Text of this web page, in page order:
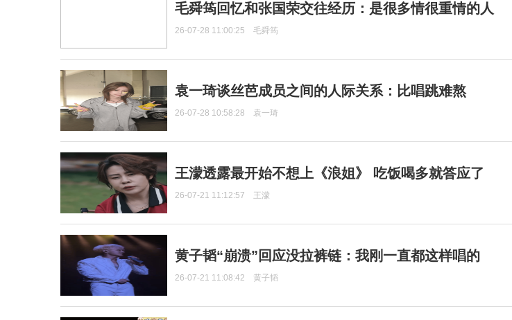
毛舜筠回忆和张国荣交往经历：是很多情很重情的人
26-07-28 11:00:25 毛舜筠
袁一琦谈丝芭成员之间的人际关系：比唱跳难熬
26-07-28 10:58:28 袁一琦
王濛透露最开始不想上《浪姐》 吃饭喝多就答应了
26-07-21 11:12:57 王濛
黄子韬“崩溃”回应没拉裤链：我刚一直都这样唱的
26-07-21 11:08:42 黄子韬